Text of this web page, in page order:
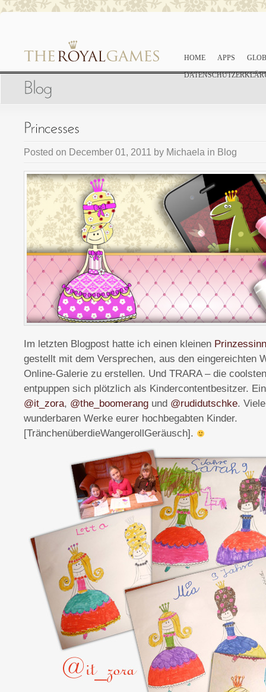
HOME APPS
Posted on December 01, 2011 by Michaela in Blog
Im letzten Blogpost hatte ich einen kleinen
gestellt mit dem Versprechen, aus den eingereichten
Online-Galerie zu erstellen. Und TRARA – die
entpuppen sich plötzlich als Kindercontentbesitzer.
@it_zora, @the_boomerang und @rudidutschke.
wunderbaren Werke eurer hochbegabten Kinder.
[TränchenüberdieWangerollGeräusch].